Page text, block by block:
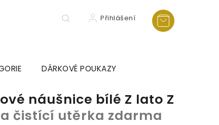
Přihlášení
DÁRKOVÉ POUKAZY
náušnice bílé Z lato Z
čistící utěrka zdarma